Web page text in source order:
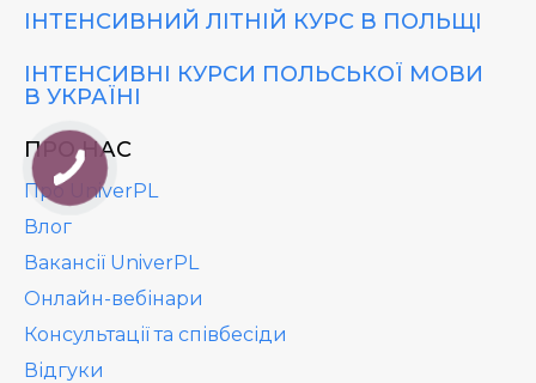
ІНТЕНСИВНИЙ ЛІТНІЙ КУРС В ПОЛЬЩІ
ІНТЕНСИВНІ КУРСИ ПОЛЬСЬКОЇ МОВИ
В УКРАЇНІ
ПРО НАС
Про UniverPL
Влог
Вакансії UniverPL
Онлайн-вебінари
Консультації та співбесіди
Відгуки